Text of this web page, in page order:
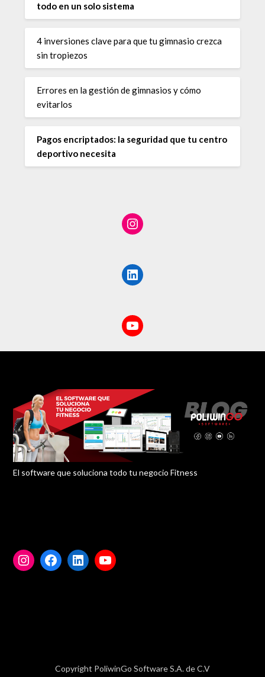
todo en un solo sistema
4 inversiones clave para que tu gimnasio crezca
sin tropiezos
Errores en la gestión de gimnasios y cómo
evitarlos
Pagos encriptados: la seguridad que tu centro
deportivo necesita
El software que soluciona todo tu negocio Fitness
Copyright PoliwinGo Software S.A. de C.V